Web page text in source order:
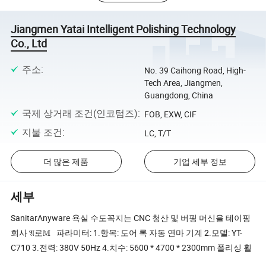
Jiangmen Yatai Intelligent Polishing Technology
Co., Ltd
주소:
No. 39 Caihong Road, High-
Tech Area, Jiangmen,
Guangdong, China
국제 상거래 조건(인코텀즈): FOB, EXW, CIF
지불 조건: LC, T/T
더 많은 제품 기업 세부 정보
세부
SanitarAnyware 욕실 수도꼭지는 CNC 청산 및 버핑 머신을 테이핑
회사 𝔄로𝕄 파라미터: 1.항목: 도어 록 자동 연마 기계 2.모델: YT-
C710 3.전력: 380V 50Hz 4.치수: 5600 * 4700 * 2300mm 폴리싱 휠